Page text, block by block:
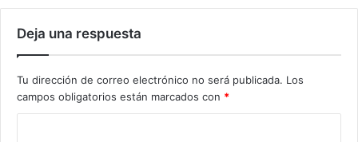
Deja una respuesta
Tu dirección de correo electrónico no será publicada. Los
campos obligatorios están marcados con *